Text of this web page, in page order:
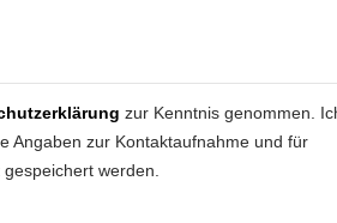
zur Kenntnis genommen.
Angaben zur Kontaktaufnahme und für
werden.